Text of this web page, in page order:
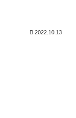
2022.10.13